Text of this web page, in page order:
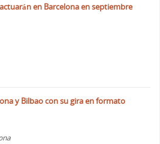
en Barcelona en septiembre
y Bilbao con su gira en formato